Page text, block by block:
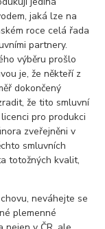
jaká lze na
roce celá řada
partnery.
výběru prošlo
je, že někteří z
dokončený
že tito smluvní
pro produkci
zveřejněni v
smluvních
totožných kvalit,
neváhejte se
plemenné